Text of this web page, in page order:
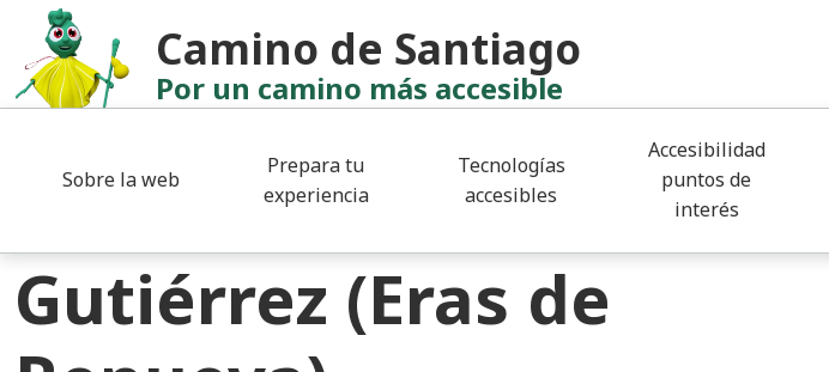
Pasar al contenido principal
Camino de Santiago
Por un camino más accesible
Sobre la web
Prepara tu
experiencia
Tecnologías
accesibles
Accesibilidad
puntos de
interés
Centro de Salud
Centro de Salud Antonio
Gutiérrez (Eras de